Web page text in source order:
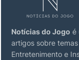
Notícias do Jogo é
artigos sobre
Entretenimento e